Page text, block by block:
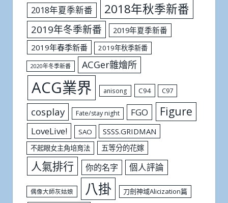
2018年夏季新番 2018年秋季新番
2019年冬季新番
2019年夏季新番
2019年春季新番
2019年秋季新番
2020年冬季新番 ACGer雜燴所
ACG業界 anisong C94 C97
cosplay Fate/stay night FGO Figure
LoveLive! SAO SSSS.GRIDMAN
不起眼女主角培育法 五等分的花嫁
人氣排行 你的名字 個人評論
偶像大師灰姑娘 八掛 刀劍神域Alicization篇